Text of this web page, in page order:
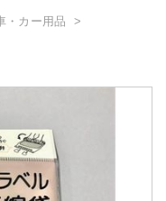
・カー用品